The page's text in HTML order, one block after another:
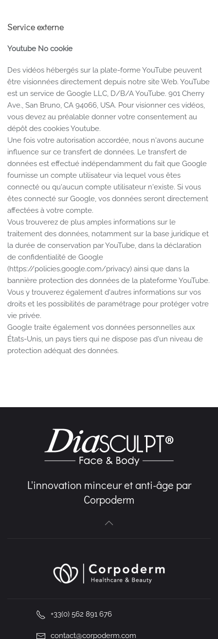
Service externe
Youtube No cookie
Des vidéos hébergés sur la plate-forme YouTube peuvent
être visionnées directement depuis notre site Web. YouTube
est un service de Google LLC, D/B/A YouTube. 901 Cherry
Ave., San Bruno, CA 94066, USA. Pour visionner ces vidéos,
vous devez au préalable donner votre consentement au
dépôt des cookies Youtube.
Une fois votre autorisation accordée, nous n'avons aucune
influence sur ce transfert de données. Le transfert de
données est effectué indépendamment du fait que Google
fournisse un compte utilisateur via lequel vous êtes
connecté ou qu'aucun compte utilisateur n'existe. Si vous
êtes connecté sur Google, vos données seront directement
affectées à votre compte.
Vous trouverez de plus amples informations sur le
traitement des données, notamment sur la base juridique et
la durée de conservation par YouTube, dans la déclaration
de confidentialité de Google
(https://policies.google.com/privacy) ainsi que dans la
bannière protection des données de la plateforme YouTube.
Vous y trouverez également d'autres informations sur vos
droits et les possibilités de paramétrage pour protéger votre
vie privée.
Google traite également vos données personnelles aux
États-Unis, un pays tiers qui ne dispose pas d'un niveau de
protection adéquat des données.
L'innovation minceur et anti-âge par
Corpoderm
+33(0) 562 891 676
contact@corpoderm.com